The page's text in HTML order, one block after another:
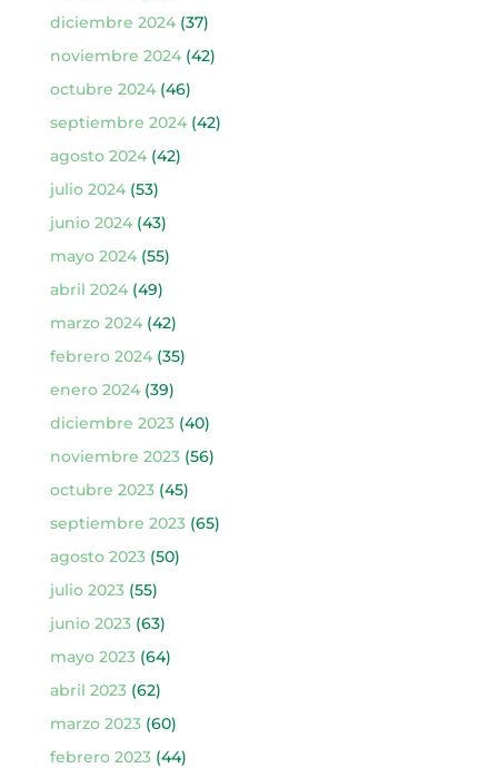
diciembre 2024(37)
noviembre 2024(42)
octubre 2024(46)
septiembre 2024(42)
agosto 2024(42)
julio 2024(53)
junio 2024(43)
mayo 2024(55)
abril 2024(49)
marzo 2024(42)
febrero 2024(35)
enero 2024(39)
diciembre 2023(40)
noviembre 2023(56)
octubre 2023(45)
septiembre 2023(65)
agosto 2023(50)
julio 2023(55)
junio 2023(63)
mayo 2023(64)
abril 2023(62)
marzo 2023(60)
febrero 2023(44)